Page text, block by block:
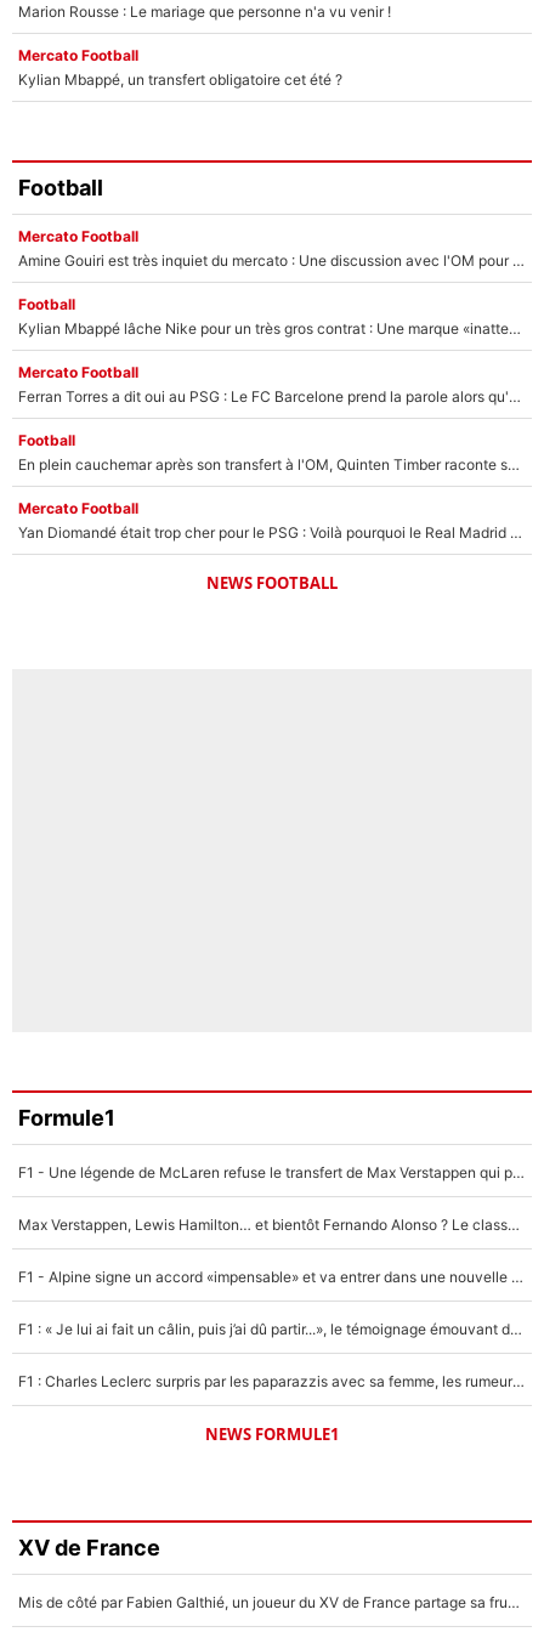
Marion Rousse : Le mariage que personne n'a vu venir !
Mercato Football
Kylian Mbappé, un transfert obligatoire cet été ?
Football
Mercato Football
Amine Gouiri est très inquiet du mercato : Une discussion avec l'OM pour acter son transfert !
Football
Kylian Mbappé lâche Nike pour un très gros contrat : Une marque «inattendue» va frapper très fort
Mercato Football
Ferran Torres a dit oui au PSG : Le FC Barcelone prend la parole alors qu'un transfert de l'attaquant espagnol prend forme
Football
En plein cauchemar après son transfert à l'OM, Quinten Timber raconte ses doutes après sa signature à Marseille
Mercato Football
Yan Diomandé était trop cher pour le PSG : Voilà pourquoi le Real Madrid a accepté de payer la somme record de 140M€ pour boucler son transfert !
NEWS FOOTBALL
Formule1
F1 - Une légende de McLaren refuse le transfert de Max Verstappen qui pourrait «faire des vagues» et plomber l'ambiance dans l'équipe
Max Verstappen, Lewis Hamilton… et bientôt Fernando Alonso ? Le classement des pilotes les mieux payés en Formule 1 risque de changer !
F1 - Alpine signe un accord «impensable» et va entrer dans une nouvelle dimension : Grande nouvelle pour Pierre Gasly !
F1 : « Je lui ai fait un câlin, puis j’ai dû partir...», le témoignage émouvant de Max Verstappen sur sa fille
F1 : Charles Leclerc surpris par les paparazzis avec sa femme, les rumeurs étaient vraies !
NEWS FORMULE1
XV de France
Mis de côté par Fabien Galthié, un joueur du XV de France partage sa frustration : «ils ne me l’ont pas dit tout de suite»